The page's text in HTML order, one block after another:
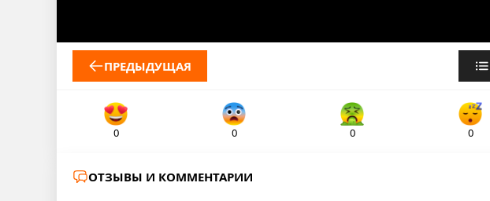
ПРЕДЫДУЩАЯ
0 0 0 0
ОТЗЫВЫ И КОММЕНТАРИИ